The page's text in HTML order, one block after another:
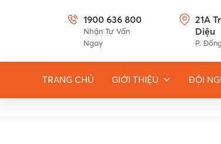
1900 636 800
Nhận Tư Vấn
Ngay
21A
Diệu
P.
TRANG CHỦ GIỚI THIỆU ĐỘI